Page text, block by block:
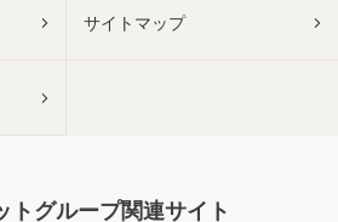
サイトマップ
トグループ関連サイト